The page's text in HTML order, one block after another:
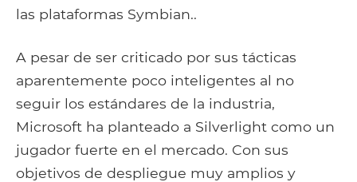
las plataformas Symbian..
A pesar de ser criticado por sus tácticas
aparentemente poco inteligentes al no
seguir los estándares de la industria,
Microsoft ha planteado a Silverlight como un
jugador fuerte en el mercado. Con sus
objetivos de despliegue muy amplios y